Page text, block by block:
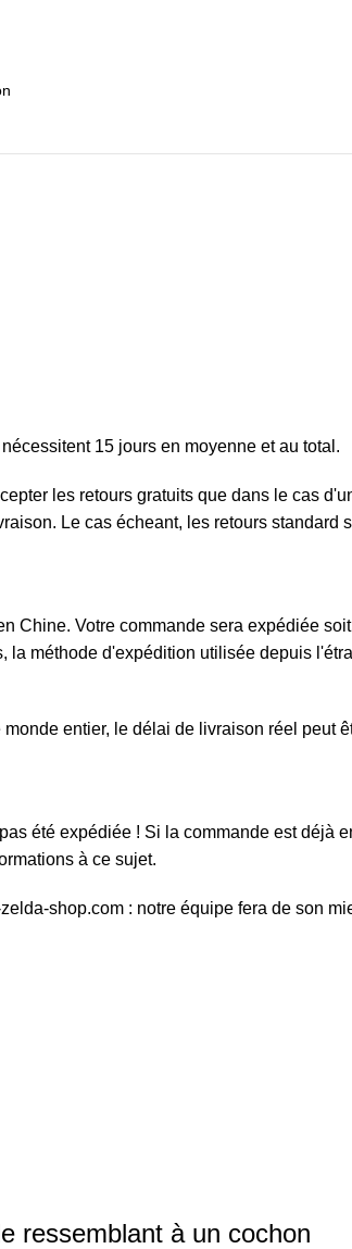
15 jours en moyenne et au total.
les retours gratuits que dans le cas
Le cas écheant, les retours
Chine. Votre commande sera expédiée
méthode d'expédition utilisée depuis
entier, le délai de livraison réel peut
été expédiée ! Si la commande est déjà
à ce sujet.
shop.com : notre équipe fera de son
ressemblant à un cochon